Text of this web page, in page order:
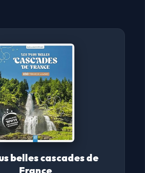
belles cascades de
France